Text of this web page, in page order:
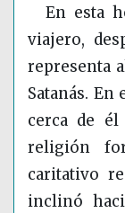
En esta
viajero,
representa
Satanás. En
cerca de él
religión
caritativo
inclinó